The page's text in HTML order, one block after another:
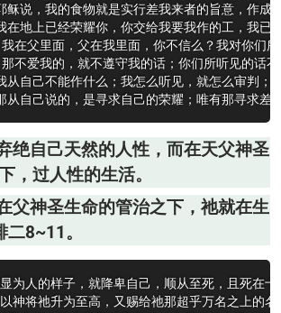
稣说，我的食物就是实行差我来者的旨意，作成
在地上已经荣耀你，你交给我要我作的工，我已
在父里面，父在我里面，你不信么？我对你们
不爱我的，就不遵守我的话；你们所听见的话
从自己不能作什么；我怎么听见，就怎么审判；
从自己说的，是寻求自己的荣耀；唯有那寻求差
绝自己天然的人性，而在天父神圣
，过人性的生活。
父神圣生命的管治之下，祂就在生
8~11。
为人的样子，就降卑自己，顺从至死，且死在十
神将祂升为至高，又赐给祂那超乎万名之上的名